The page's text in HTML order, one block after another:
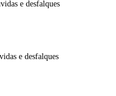
e desfalques
e desfalques